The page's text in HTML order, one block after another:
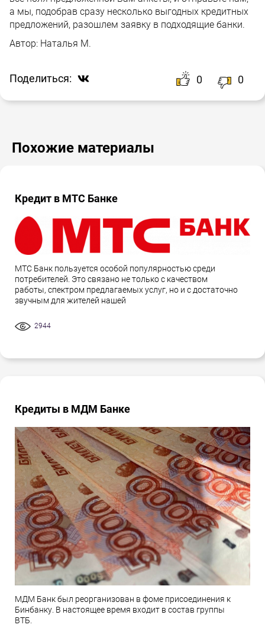
а мы, подобрав сразу несколько выгодных кредитных
предложений, разошлем заявку в подходящие банки.
Автор: Наталья М.
Поделиться: 0 0
Похожие материалы
Кредит в МТС Банке
МТС Банк пользуется особой популярностью среди
потребителей. Это связано не только с качеством
работы, спектром предлагаемых услуг, но и с достаточно
звучным для жителей нашей
2944
Кредиты в МДМ Банке
МДМ Банк был реорганизован в фоме присоединения к
Бинбанку. В настоящее время входит в состав группы
ВТБ.